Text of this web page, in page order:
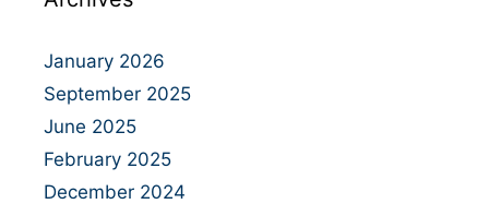
January 2026
September 2025
June 2025
February 2025
December 2024